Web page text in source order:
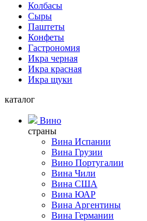
Колбасы
Сыры
Паштеты
Конфеты
Гастрономия
Икра черная
Икра красная
Икра щуки
каталог
Вино
страны
Вина Испании
Вина Грузии
Вино Португалии
Вина Чили
Вина США
Вина ЮАР
Вина Аргентины
Вина Германии